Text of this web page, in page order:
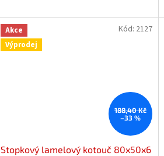
Akce
Výprodej
188,40 Kč
–33 %
Stopkový lamelový kotouč 80x50x6
Kód: 2127